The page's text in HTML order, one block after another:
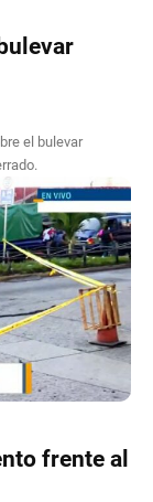
el bulevar
frente al